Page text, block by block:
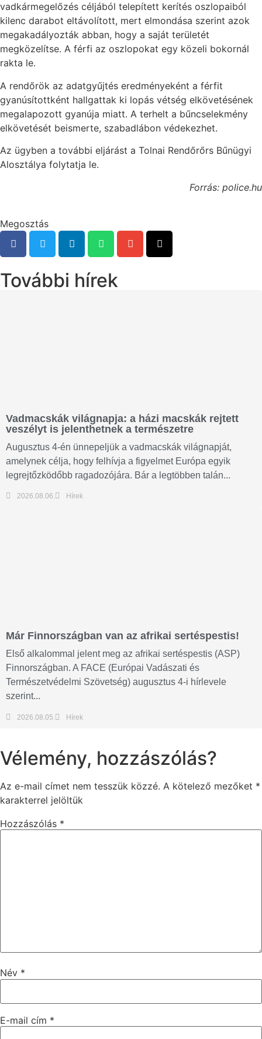
vadkármegelőzés céljából telepített kerítés oszlopaiból
kilenc darabot eltávolított, mert elmondása szerint azok
megakadályozták abban, hogy a saját területét
megközelítse. A férfi az oszlopokat egy közeli bokornál
rakta le.
A rendőrök az adatgyűjtés eredményeként a férfit
gyanúsítottként hallgattak ki lopás vétség elkövetésének
megalapozott gyanúja miatt. A terhelt a bűncselekmény
elkövetését beismerte, szabadlábon védekezhet.
Az ügyben a további eljárást a Tolnai Rendőrőrs Bűnügyi
Alosztálya folytatja le.
Forrás: police.hu
Megosztás
További hírek
Vadmacskák világnapja: a házi macskák rejtett
veszélyt is jelenthetnek a természetre
Augusztus 4-én ünnepeljük a vadmacskák világnapját,
amelynek célja, hogy felhívja a figyelmet Európa egyik
legrejtőzködőbb ragadozójára. Bár a legtöbben talán...
2026.08.06. Hírek
Már Finnországban van az afrikai sertéspestis!
Első alkalommal jelent meg az afrikai sertéspestis (ASP)
Finnországban. A FACE (Európai Vadászati és
Természetvédelmi Szövetség) augusztus 4-i hírlevele
szerint...
2026.08.05. Hírek
Vélemény, hozzászólás?
Az e-mail címet nem tesszük közzé. A kötelező mezőket *
karakterrel jelöltük
Hozzászólás *
Név *
E-mail cím *